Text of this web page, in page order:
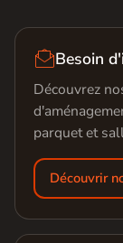
Besoin
Découvrez
parquet et
Découvrir